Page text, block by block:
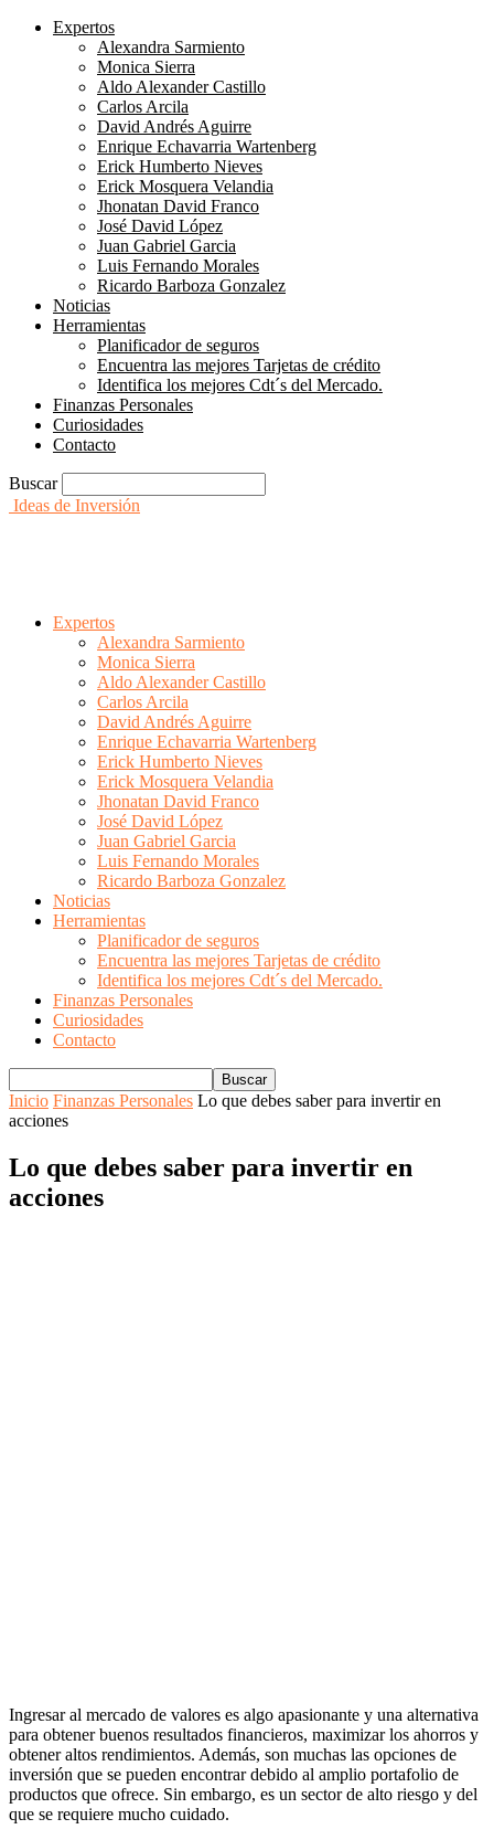
Expertos
Alexandra Sarmiento
Monica Sierra
Aldo Alexander Castillo
Carlos Arcila
David Andrés Aguirre
Enrique Echavarria Wartenberg
Erick Humberto Nieves
Erick Mosquera Velandia
Jhonatan David Franco
José David López
Juan Gabriel Garcia
Luis Fernando Morales
Ricardo Barboza Gonzalez
Noticias
Herramientas
Planificador de seguros
Encuentra las mejores Tarjetas de crédito
Identifica los mejores Cdt´s del Mercado.
Finanzas Personales
Curiosidades
Contacto
Buscar
Ideas de Inversión
Expertos
Alexandra Sarmiento
Monica Sierra
Aldo Alexander Castillo
Carlos Arcila
David Andrés Aguirre
Enrique Echavarria Wartenberg
Erick Humberto Nieves
Erick Mosquera Velandia
Jhonatan David Franco
José David López
Juan Gabriel Garcia
Luis Fernando Morales
Ricardo Barboza Gonzalez
Noticias
Herramientas
Planificador de seguros
Encuentra las mejores Tarjetas de crédito
Identifica los mejores Cdt´s del Mercado.
Finanzas Personales
Curiosidades
Contacto
Inicio Finanzas Personales Lo que debes saber para invertir en
acciones
Lo que debes saber para invertir en
acciones
Ingresar al mercado de valores es algo apasionante y una alternativa
para obtener buenos resultados financieros, maximizar los ahorros y
obtener altos rendimientos. Además, son muchas las opciones de
inversión que se pueden encontrar debido al amplio portafolio de
productos que ofrece. Sin embargo, es un sector de alto riesgo y del
que se requiere mucho cuidado.